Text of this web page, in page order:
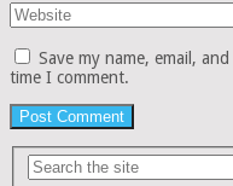
Save my name, email,
time I comment.